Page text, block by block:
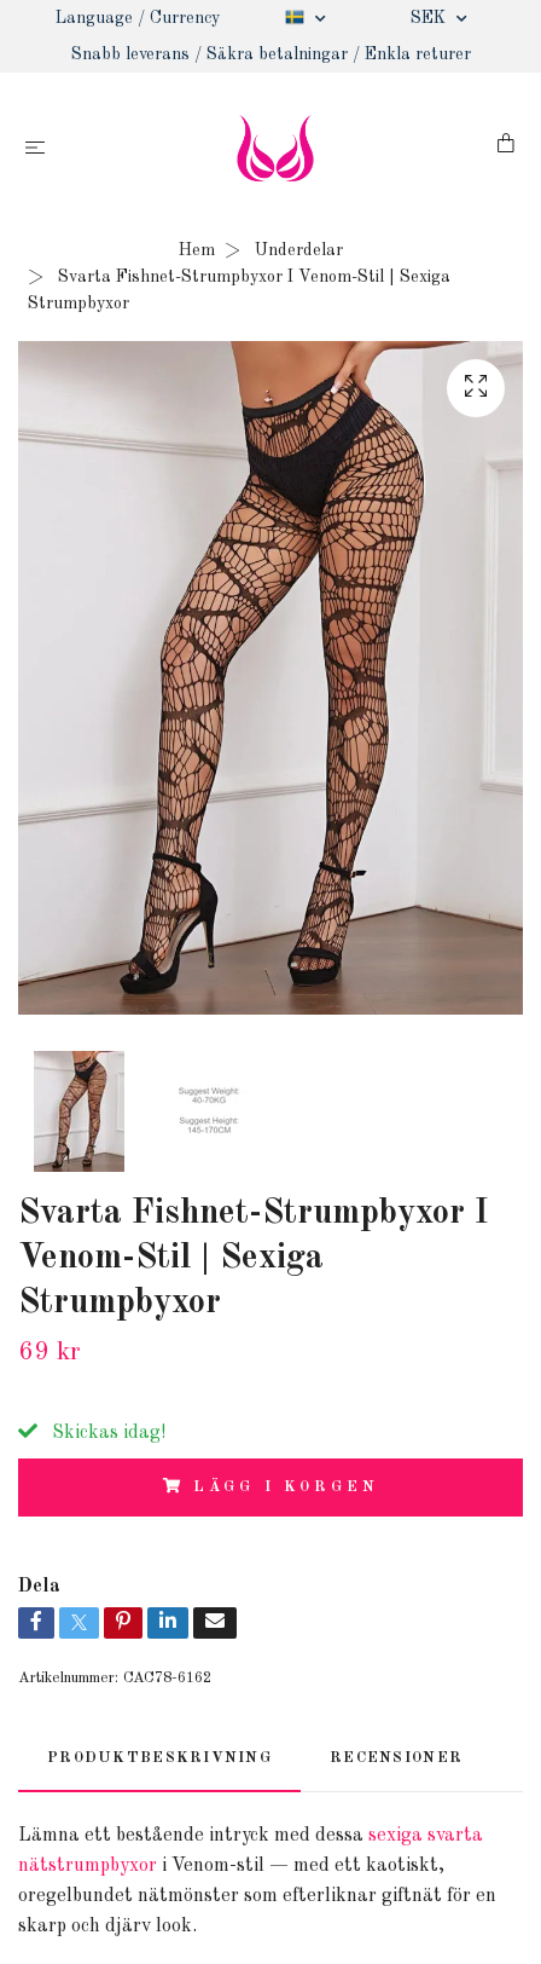
Language / Currency SEK
Snabb leverans / Säkra betalningar / Enkla returer
Hem
Underdelar
Svarta Fishnet-Strumpbyxor I Venom-Stil | Sexiga
Strumpbyxor
Svarta Fishnet-Strumpbyxor I
Venom-Stil | Sexiga
Strumpbyxor
69 kr
Skickas idag!
LÄGG I KORGEN
Dela
Artikelnummer: CAC78-6162
PRODUKTBESKRIVNING RECENSIONER
Lämna ett bestående intryck med dessa sexiga svarta
nätstrumpbyxor i Venom-stil — med ett kaotiskt,
oregelbundet nätmönster som efterliknar giftnät för en
skarp och djärv look.